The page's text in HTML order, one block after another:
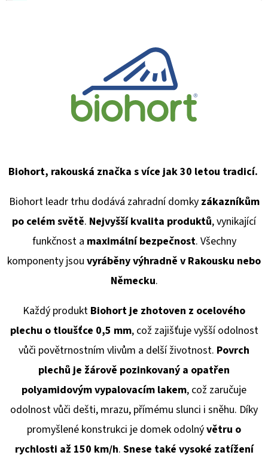
Biohort, rakouská značka s více jak 30 letou tradicí.
Biohort leadr trhu dodává zahradní domky zákazníkům
po celém světě. Nejvyšší kvalita produktů, vynikající
funkčnost a maximální bezpečnost. Všechny
komponenty jsou vyráběny výhradně v Rakousku nebo
Německu.
Každý produkt Biohort je zhotoven z ocelového
plechu o tloušťce 0,5 mm, což zajišťuje vyšší odolnost
vůči povětrnostním vlivům a delší životnost. Povrch
plechů je žárově pozinkovaný a opatřen
polyamidovým vypalovacím lakem, což zaručuje
odolnost vůči dešti, mrazu, přímému slunci i sněhu. Díky
promyšlené konstrukci je domek odolnývětru o
rychlosti až 150 km/h. Snese také vysoké zatížení